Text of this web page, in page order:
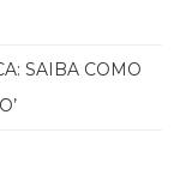
SAIBA COMO